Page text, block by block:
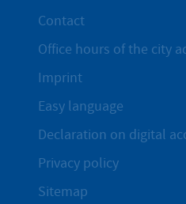
Contact
Office hours of the city
Imprint
Easy language
Declaration on digital
Privacy policy
Sitemap